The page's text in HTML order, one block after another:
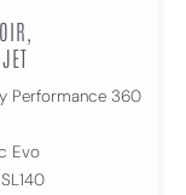
Performance 360
Evo